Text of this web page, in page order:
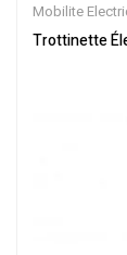
Mobilite
Electrique
Trottinette